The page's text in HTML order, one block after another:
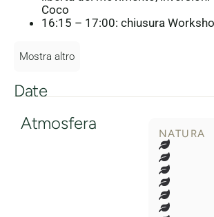
Coco
16:15 – 17:00: chiusura
Mostra altro
Date
Atmosfera
NATURA